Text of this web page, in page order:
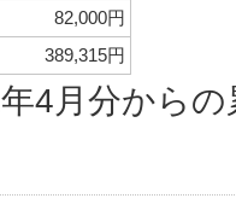
82,000円
389,315円
4月分からの